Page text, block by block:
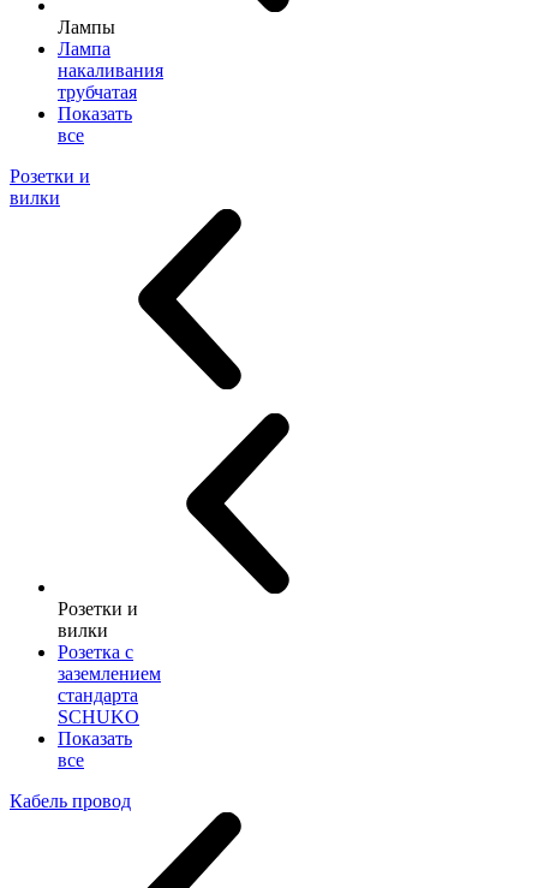
Лампы
Лампа
накаливания
трубчатая
Показать
все
Розетки и
вилки
Розетки и
вилки
Розетка с
заземлением
стандарта
SCHUKO
Показать
все
Кабель провод